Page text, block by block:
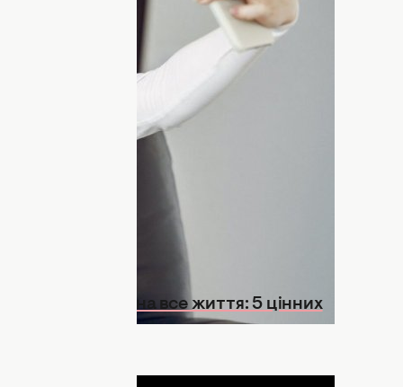
цього сіпається око. Дітям від батьків
підтримка. Вони чекають, що мами
і підтримати, але
де брати на це
себе дитині, потрібно бути
досвід Марії Малихіної та її книгу
запам'ятали на все життя: 5 цінних